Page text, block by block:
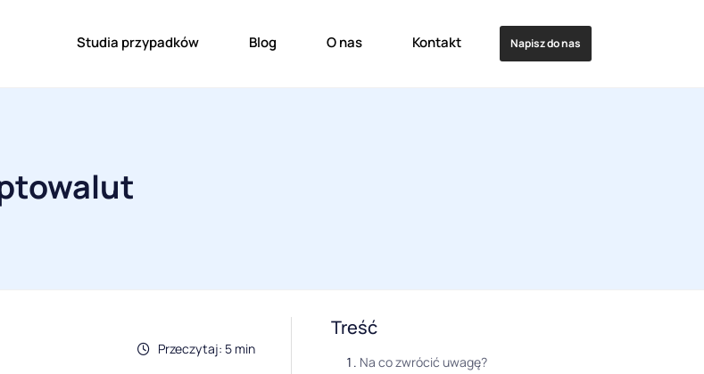
Studia przypadków Blog O nas Kontakt Napisz do nas
Przeczytaj: 5 min
Treść
Na co zwrócić uwagę?